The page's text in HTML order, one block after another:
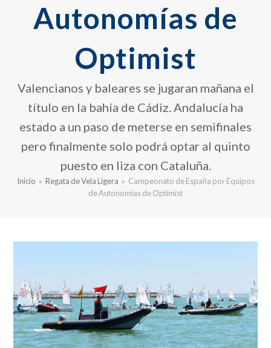
Autonomías de
Optimist
Valencianos y baleares se jugaran mañana el
título en la bahía de Cádiz. Andalucía ha
estado a un paso de meterse en semifinales
pero finalmente solo podrá optar al quinto
puesto en liza con Cataluña.
Inicio » Regata de Vela Ligera » Campeonato de España por Equipos
de Autonomías de Optimist